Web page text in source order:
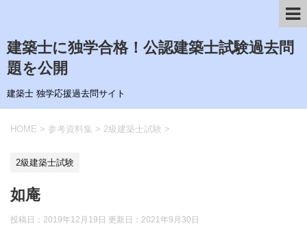
建築士に独学合格！公認建築士試験過去問
題を公開
建築士 独学応援過去問サイト
HOME > 参考資料集 > 2級建築士試験 >
2級建築士試験
如庵
投稿日：2019年12月19日 更新日： 2021年9月30日